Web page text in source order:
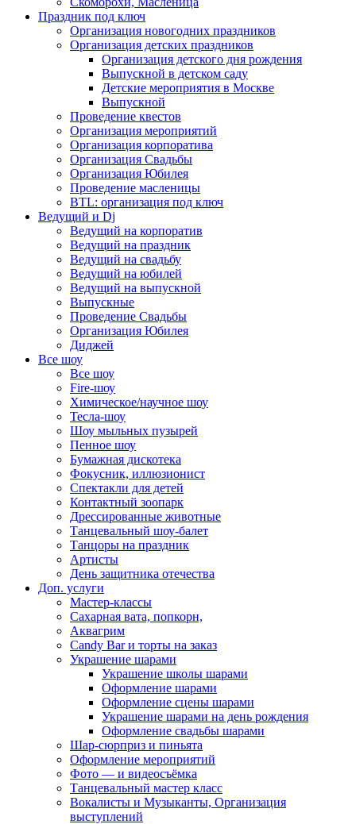
Праздник под ключ
Организация новогодних праздников
Организация детских праздников
Организация детского дня рождения
Выпускной в детском саду
Детские мероприятия в Москве
Выпускной
Проведение квестов
Организация мероприятий
Организация корпоратива
Организация Свадьбы
Организация Юбилея
Проведение масленицы
BTL: организация под ключ
Ведущий и Dj
Ведущий на корпоратив
Ведущий на праздник
Ведущий на свадьбу
Ведущий на юбилей
Ведущий на выпускной
Выпускные
Проведение Свадьбы
Организация Юбилея
Диджей
Все шоу
Все шоу
Fire-шоу
Химическое/научное шоу
Тесла-шоу
Шоу мыльных пузырей
Пенное шоу
Бумажная дискотека
Фокусник, иллюзионист
Спектакли для детей
Контактный зоопарк
Дрессированные животные
Танцевальный шоу-балет
Танцоры на праздник
Артисты
День защитника отечества
Доп. услуги
Мастер-классы
Сахарная вата, попкорн,
Аквагрим
Candy Bar и торты на заказ
Украшение шарами
Украшение школы шарами
Оформление шарами
Оформление сцены шарами
Украшение шарами на день рождения
Оформление свадьбы шарами
Шар-сюрприз и пиньята
Оформление мероприятий
Фото — и видеосъёмка
Танцевальный мастер класс
Вокалисты и Музыканты, Организация
выступлений